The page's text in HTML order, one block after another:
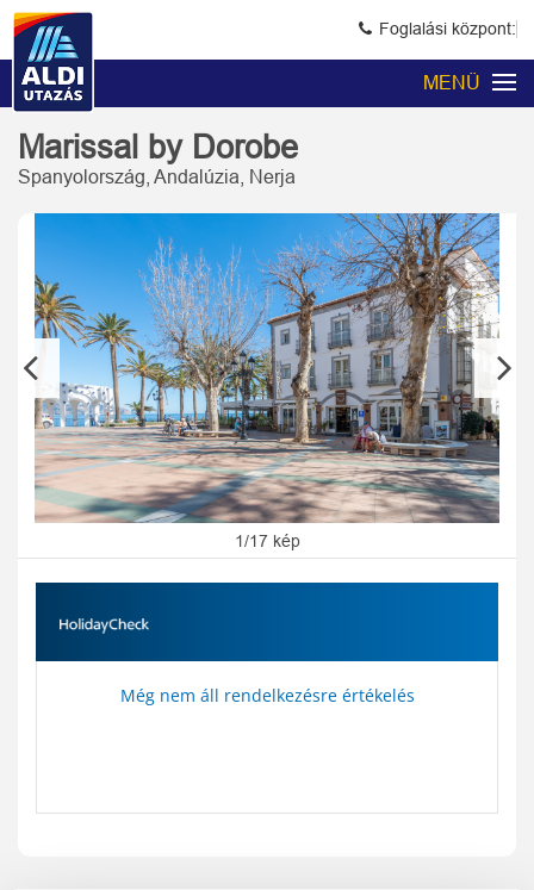
Foglalási központ:
MENÜ
Marissal by Dorobe
Spanyolország, Andalúzia, Nerja
Previous
1/17 kép
Next
Még nem áll rendelkezésre értékelés